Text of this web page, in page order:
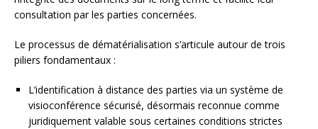
consultation par les parties concernées.
Le processus de dématérialisation s’articule autour de trois
piliers fondamentaux :
L’identification à distance des parties via un système de
visioconférence sécurisé, désormais reconnue comme
juridiquement valable sous certaines conditions strictes